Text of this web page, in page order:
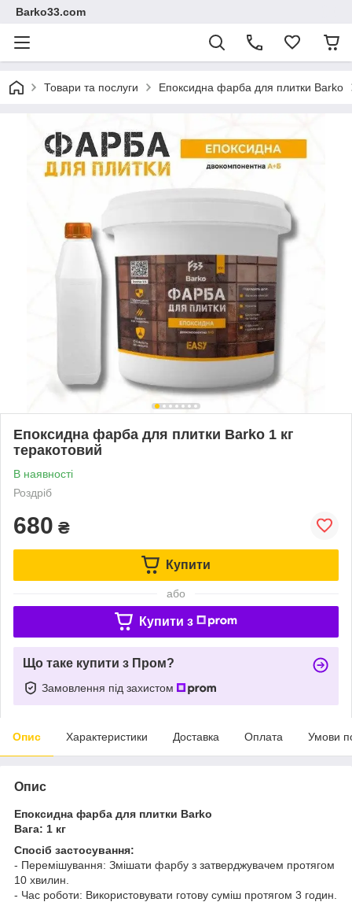
Barko33.com
Товари та послуги Епоксидна фарба для плитки Barko
Епоксидна фарба для плитки Barko 1 кг
теракотовий
В наявності
Роздріб
680 ₴
Купити
або
Купити з
Що таке купити з Пром?
Замовлення під захистом
Опис Характеристики Доставка Оплата Умови
Опис
Епоксидна фарба для плитки Barko
Вага: 1 кг
Спосіб застосування:
- Перемішування: Змішати фарбу з затверджувачем протягом
10 хвилин.
- Час роботи: Використовувати готову суміш протягом 3 годин.